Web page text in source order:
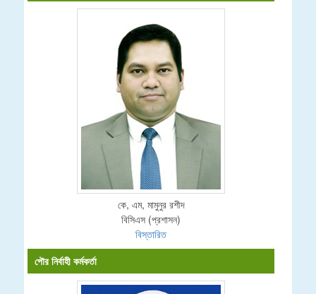
কে, এম, মামুনুর রশীদ
বিসিএস (প্রশাসন)
বিস্তারিত
পৌর নির্বাহী কর্মকর্তা